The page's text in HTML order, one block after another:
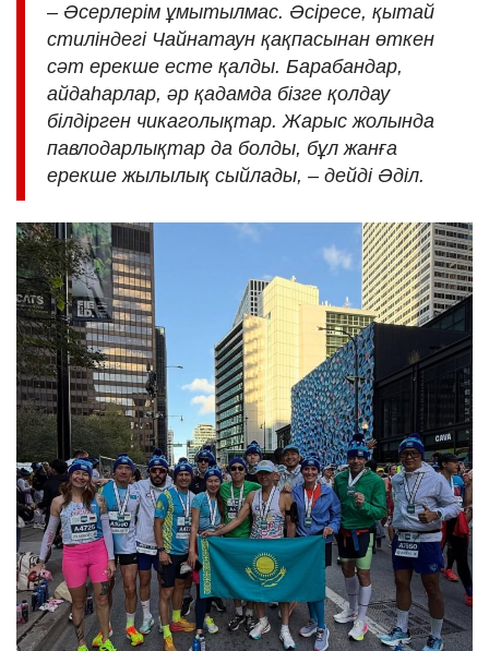
– Әсерлерім ұмытылмас. Әсіресе, қытай
стиліндегі Чайнатаун қақпасынан өткен
сәт ерекше есте қалды. Барабандар,
айдаһарлар, әр қадамда бізге қолдау
білдірген чикаголықтар. Жарыс жолында
павлодарлықтар да болды, бұл жанға
ерекше жылылық сыйлады, – дейді Әділ.